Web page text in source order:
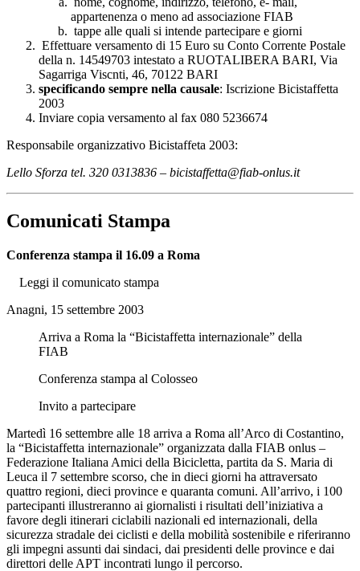
appartenenza o meno ad associazione FIAB
tappe alle quali si intende partecipare e giorni
Effettuare versamento di 15 Euro su Conto Corrente Postale
della n. 14549703 intestato a RUOTALIBERA BARI, Via
Sagarriga Viscnti, 46, 70122 BARI
specificando sempre nella causale: Iscrizione Bicistaffetta
2003
Inviare copia versamento al fax 080 5236674
Responsabile organizzativo Bicistaffeta 2003:
Lello Sforza tel. 320 0313836 – bicistaffetta@fiab-onlus.it
Comunicati Stampa
Conferenza stampa il 16.09 a Roma
Leggi il comunicato stampa
Anagni, 15 settembre 2003
Arriva a Roma la “Bicistaffetta internazionale” della
FIAB
Conferenza stampa al Colosseo
Invito a partecipare
Martedì 16 settembre alle 18 arriva a Roma all’Arco di Costantino,
la “Bicistaffetta internazionale” organizzata dalla FIAB onlus –
Federazione Italiana Amici della Bicicletta, partita da S. Maria di
Leuca il 7 settembre scorso, che in dieci giorni ha attraversato
quattro regioni, dieci province e quaranta comuni. All’arrivo, i 100
partecipanti illustreranno ai giornalisti i risultati dell’iniziativa a
favore degli itinerari ciclabili nazionali ed internazionali, della
sicurezza stradale dei ciclisti e della mobilità sostenibile e riferiranno
gli impegni assunti dai sindaci, dai presidenti delle province e dai
direttori delle APT incontrati lungo il percorso.